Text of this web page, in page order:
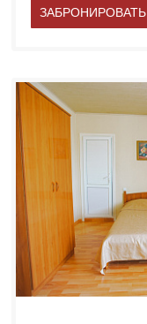
ЗАБРОНИРОВАТЬ